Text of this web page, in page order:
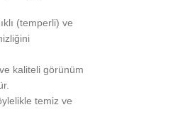
(temperli) ve
kaliteli görünüm
temiz ve